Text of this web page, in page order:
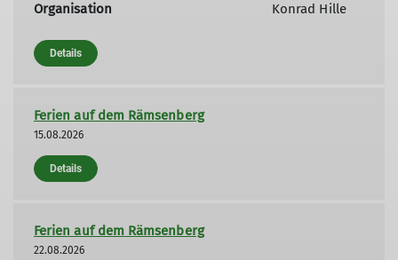
Organisation Konrad Hille
Details
Ferien auf dem Rämsenberg
15.08.2026
Details
Ferien auf dem Rämsenberg
22.08.2026